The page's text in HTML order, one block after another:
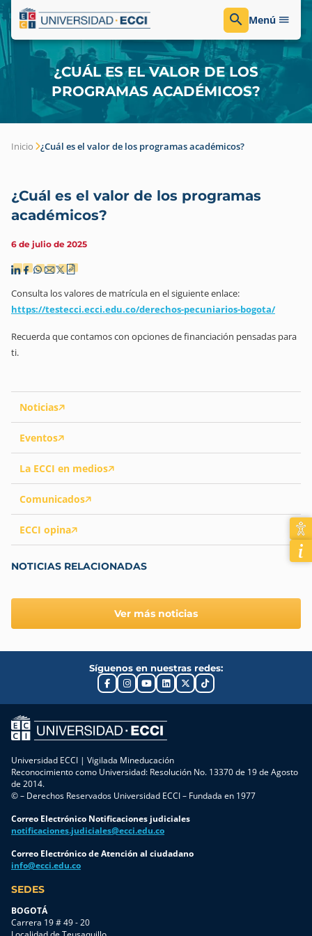
Menú
¿CUÁL ES EL VALOR DE LOS
PROGRAMAS ACADÉMICOS?
Inicio ¿Cuál es el valor de los programas académicos?
Noticias
Eventos
La ECCI en medios
Comunicados
ECCI opina
NOTICIAS RELACIONADAS
Ver más noticias
¿Cuál es el valor de los programas
académicos?
6 de julio de 2025
Consulta los valores de matrícula en el siguiente enlace:
https://testecci.ecci.edu.co/derechos-pecuniarios-bogota/
Recuerda que contamos con opciones de financiación pensadas para
ti.
Síguenos en nuestras redes:
Universidad ECCI | Vigilada Mineducación
Reconocimiento como Universidad: Resolución No. 13370 de 19 de Agosto
de 2014.
© – Derechos Reservados Universidad ECCI – Fundada en 1977
Correo Electrónico Notificaciones judiciales
notificaciones.judiciales@ecci.edu.co
Correo Electrónico de Atención al ciudadano
info@ecci.edu.co
SEDES
BOGOTÁ
Carrera 19 # 49 - 20